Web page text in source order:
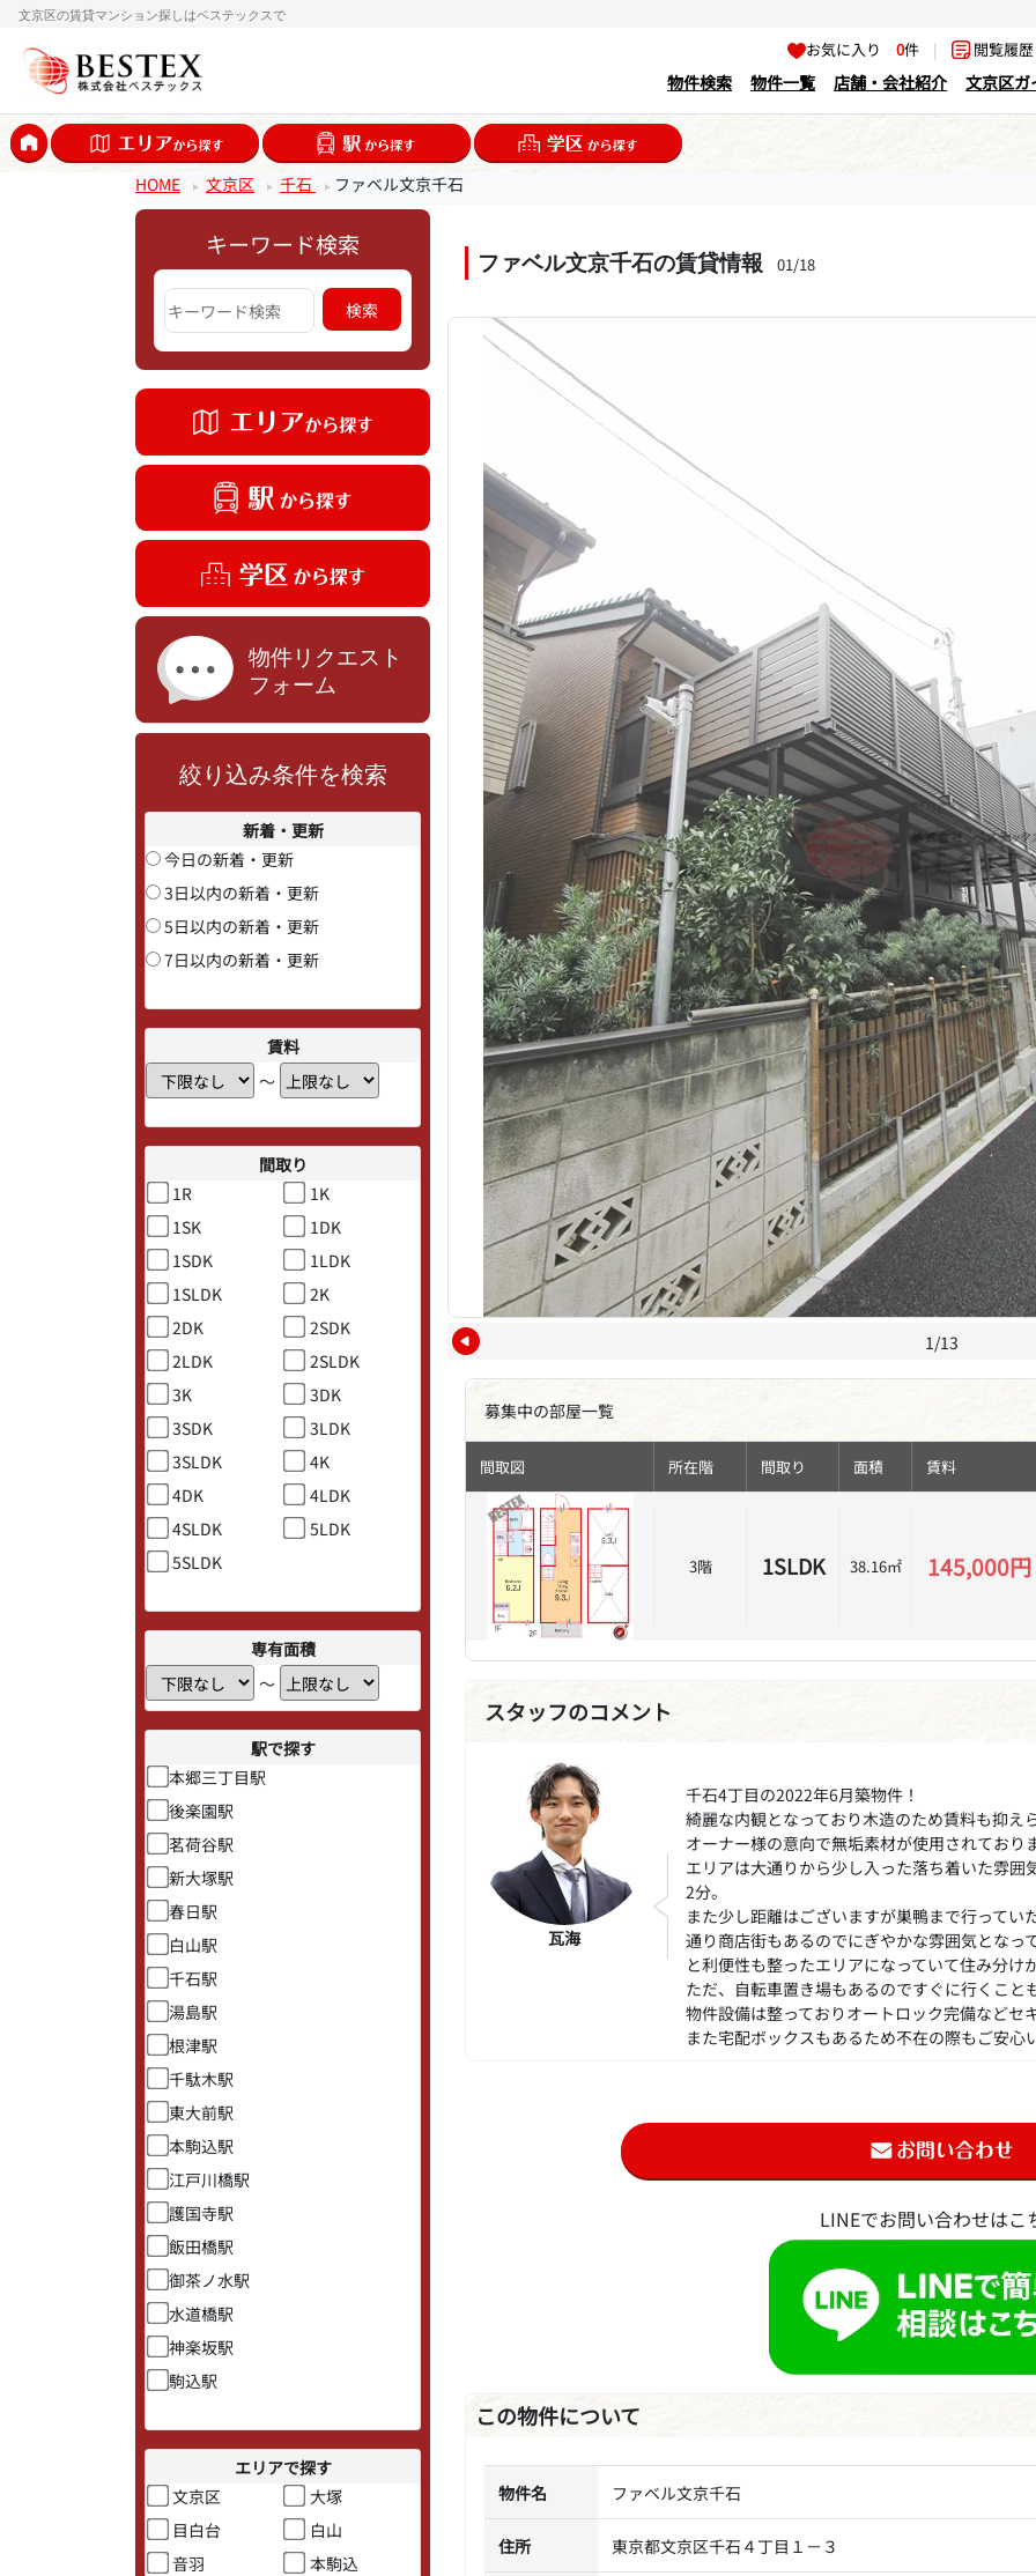
文京区の賃貸マンション探しはベステックスで
お気に入り0件 | 閲覧履
物件検索 物件一覧 店舗・会社紹介 文京区ガ
HOME 文京区 千石 ファベル文京千石
キーワード検索
絞り込み条件を検索
新着・更新
今日の新着・更新
3日以内の新着・更新
5日以内の新着・更新
7日以内の新着・更新
賃料
〜
間取り
1R
1K
1SK
1DK
1SDK
1LDK
1SLDK
2K
2DK
2SDK
2LDK
2SLDK
3K
3DK
3SDK
3LDK
3SLDK
4K
4DK
4LDK
4SLDK
5LDK
5SLDK
専有面積
〜
駅で探す
本郷三丁目駅
後楽園駅
茗荷谷駅
新大塚駅
春日駅
白山駅
千石駅
湯島駅
根津駅
千駄木駅
東大前駅
本駒込駅
江戸川橋駅
護国寺駅
飯田橋駅
御茶ノ水駅
水道橋駅
神楽坂駅
駒込駅
エリアで探す
文京区
大塚
目白台
白山
音羽
本駒込
ファベル文京千石の賃貸情報 01/18
1/13
募集中の部屋一覧
間取図 所在階 間取り 面積 賃料
3階 1SLDK 38.16㎡ 145,000円
スタッフのコメント
瓦海
千石4丁目の2022年6月築物件！
綺麗な内観となっており木造のため賃料も抑え
オーナー様の意向で無垢素材が使用されており
エリアは大通りから少し入った落ち着いた雰
2分。
また少し距離はございますが巣鴨まで行って
通り商店街もあるのでにぎやかな雰囲気とな
と利便性も整ったエリアになっていて住み分け
ただ、自転車置き場もあるのですぐに行くこと
物件設備は整っておりオートロック完備などセ
また宅配ボックスもあるため不在の際もご安心
LINEでお問い合わせはこ
この物件について
物件名 ファベル文京千石
住所 東京都文京区千石４丁目１－３